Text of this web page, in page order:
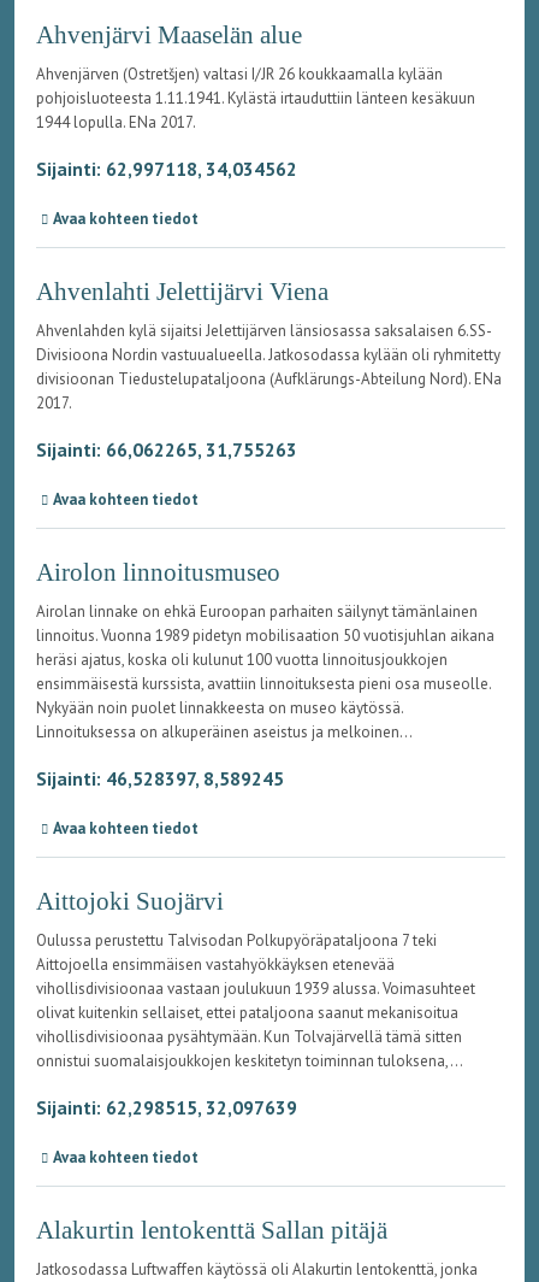
Ahvenjärvi Maaselän alue
Ahvenjärven (Ostretšjen) valtasi I/JR 26 koukkaamalla kylään
pohjoisluoteesta 1.11.1941. Kylästä irtauduttiin länteen kesäkuun
1944 lopulla. ENa 2017.
Sijainti: 62,997118, 34,034562
Avaa kohteen tiedot
Ahvenlahti Jelettijärvi Viena
Ahvenlahden kylä sijaitsi Jelettijärven länsiosassa saksalaisen 6.SS-
Divisioona Nordin vastuualueella. Jatkosodassa kylään oli ryhmitetty
divisioonan Tiedustelupataljoona (Aufklärungs-Abteilung Nord). ENa
2017.
Sijainti: 66,062265, 31,755263
Avaa kohteen tiedot
Airolon linnoitusmuseo
Airolan linnake on ehkä Euroopan parhaiten säilynyt tämänlainen
linnoitus. Vuonna 1989 pidetyn mobilisaation 50 vuotisjuhlan aikana
heräsi ajatus, koska oli kulunut 100 vuotta linnoitusjoukkojen
ensimmäisestä kurssista, avattiin linnoituksesta pieni osa museolle.
Nykyään noin puolet linnakkeesta on museo käytössä.
Linnoituksessa on alkuperäinen aseistus ja melkoinen...
Sijainti: 46,528397, 8,589245
Avaa kohteen tiedot
Aittojoki Suojärvi
Oulussa perustettu Talvisodan Polkupyöräpataljoona 7 teki
Aittojoella ensimmäisen vastahyökkäyksen etenevää
vihollisdivisioonaa vastaan joulukuun 1939 alussa. Voimasuhteet
olivat kuitenkin sellaiset, ettei pataljoona saanut mekanisoitua
vihollisdivisioonaa pysähtymään. Kun Tolvajärvellä tämä sitten
onnistui suomalaisjoukkojen keskitetyn toiminnan tuloksena,...
Sijainti: 62,298515, 32,097639
Avaa kohteen tiedot
Alakurtin lentokenttä Sallan pitäjä
Jatkosodassa Luftwaffen käytössä oli Alakurtin lentokenttä, jonka